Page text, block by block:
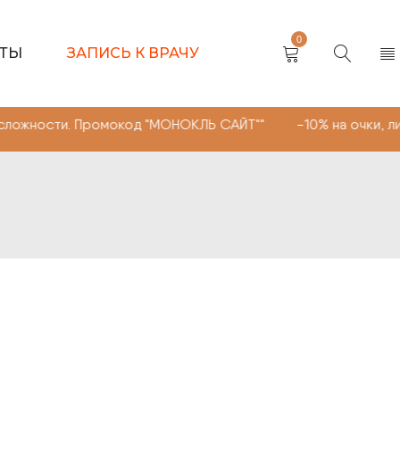
ЗАПИСЬ К ВРАЧУ
0
"МОНОКЛЬ САЙТ"" -10% на очки,